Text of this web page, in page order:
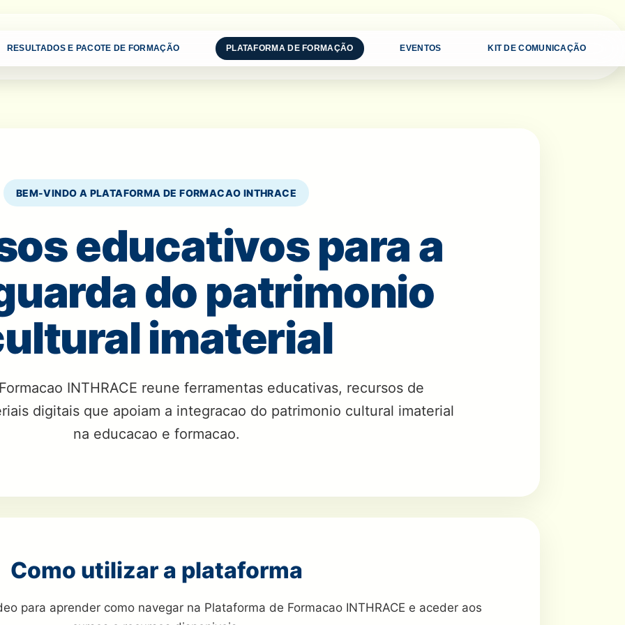
RESULTADOS E PACOTE DE FORMAÇÃO PLATAFORMA DE FORMAÇÃO EVENTOS KIT DE COMUNICAÇÃO
BEM-VINDO A PLATAFORMA DE FORMACAO INTHRACE
educativos para a
do patrimonio
imaterial
INTHRACE reune ferramentas educativas, recursos de
digitais que apoiam a integracao do patrimonio cultural imaterial
na educacao e formacao.
Como utilizar a plataforma
para aprender como navegar na Plataforma de Formacao INTHRACE e aceder aos